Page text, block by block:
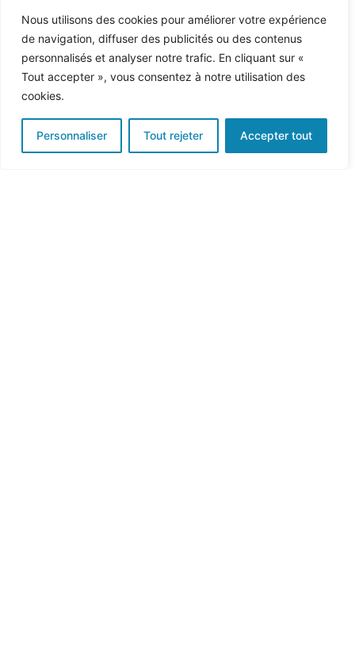
Nous utilisons des cookies pour améliorer votre expérience
de navigation, diffuser des publicités ou des contenus
personnalisés et analyser notre trafic. En cliquant sur «
Tout accepter », vous consentez à notre utilisation des
cookies.
Personnaliser Tout rejeter Accepter tout